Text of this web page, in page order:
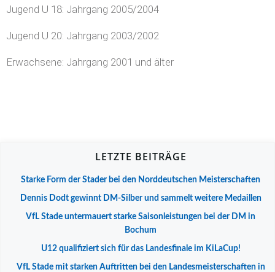
Jugend U 18: Jahrgang 2005/2004
Jugend U 20: Jahrgang 2003/2002
Erwachsene: Jahrgang 2001 und älter
LETZTE BEITRÄGE
Starke Form der Stader bei den Norddeutschen Meisterschaften
Dennis Dodt gewinnt DM-Silber und sammelt weitere Medaillen
VfL Stade untermauert starke Saisonleistungen bei der DM in
Bochum
U12 qualifiziert sich für das Landesfinale im KiLaCup!
VfL Stade mit starken Auftritten bei den Landesmeisterschaften in